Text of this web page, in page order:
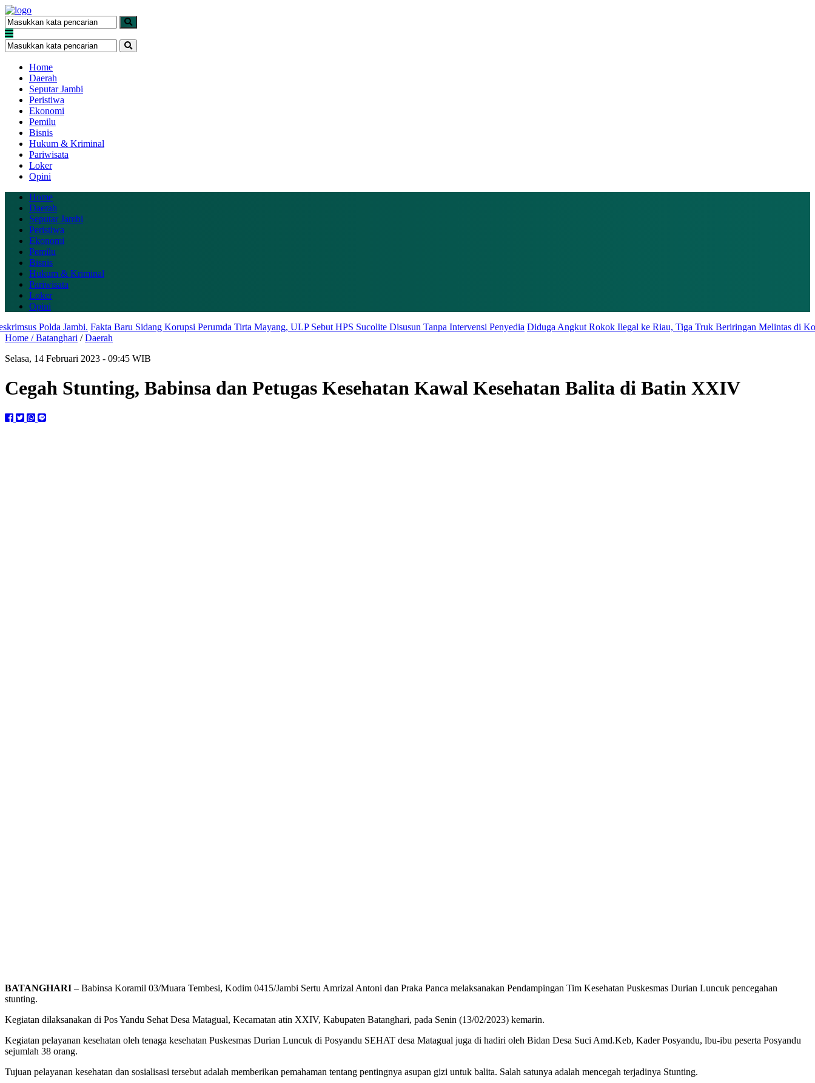
Home
Daerah
Seputar Jambi
Peristiwa
Ekonomi
Pemilu
Bisnis
Hukum & Kriminal
Pariwisata
Loker
Opini
Home
Daerah
Seputar Jambi
Peristiwa
Ekonomi
Pemilu
Bisnis
Hukum & Kriminal
Pariwisata
Loker
Opini
Jambi. Fakta Baru Sidang Korupsi Perumda Tirta Mayang, ULP Sebut HPS Sucolite Disusun Tanpa Intervensi Penyedia Diduga Angkut Rokok Ilegal ke Riau, Tiga Truk Beriringan Melintas di Kota
Home /Batanghari /Daerah
Selasa, 14 Februari 2023 - 09:45 WIB
Cegah Stunting, Babinsa dan Petugas Kesehatan Kawal Kesehatan Balita di Batin XXIV
BATANGHARI – Babinsa Koramil 03/Muara Tembesi, Kodim 0415/Jambi Sertu Amrizal Antoni dan Praka Panca melaksanakan Pendampingan Tim Kesehatan Puskesmas Durian Luncuk pencegahan
stunting.
Kegiatan dilaksanakan di Pos Yandu Sehat Desa Matagual, Kecamatan atin XXIV, Kabupaten Batanghari, pada Senin (13/02/2023) kemarin.
Kegiatan pelayanan kesehatan oleh tenaga kesehatan Puskesmas Durian Luncuk di Posyandu SEHAT desa Matagual juga di hadiri oleh Bidan Desa Suci Amd.Keb, Kader Posyandu, lbu-ibu peserta Posyandu
sejumlah 38 orang.
Tujuan pelayanan kesehatan dan sosialisasi tersebut adalah memberikan pemahaman tentang pentingnya asupan gizi untuk balita. Salah satunya adalah mencegah terjadinya Stunting.